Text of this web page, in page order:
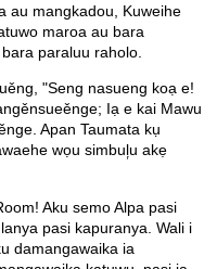
au mangkadou, Kuweihe
maroa au bara
paraluu raholo.
"Seng nasueng koạ e!
Iạ e kai Mawu
Apan Taumata kụ
wọu simbul᷊u akẹ
Aku semo Alpa pasi
pasi kapuranya. Wali i
damangawaika ia